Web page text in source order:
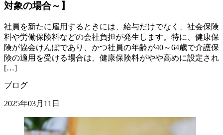
対象の場合～】
社員を新たに雇用するときには、給与だけでなく、社会保険
料や労働保険料などの会社負担が発生します。特に、健康保
険が協会けんぽであり、かつ社員の年齢が40～64歳で介護保
険の適用を受ける場合は、健康保険料がやや高めに設定され
[…]
ブログ
2025年03月11日